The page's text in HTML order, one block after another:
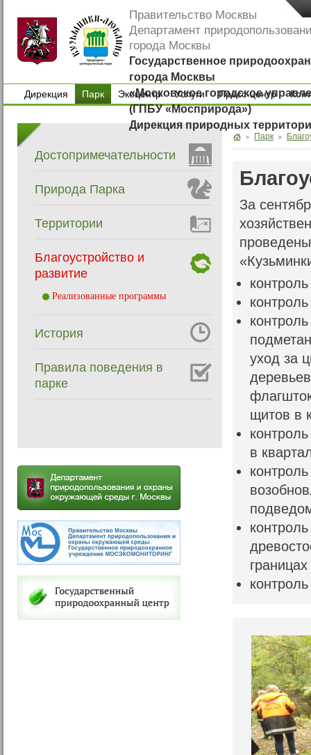
Правительство Москвы
Департамент
города Москвы
Государственное
города Москвы
«Московское городское
(ГПБУ «Мосприрода»)
Дирекция природных
Дирекция
Парк
Экоцентр
Экоцентр
Услуги
Услуги
Пресс-центр
Пресс-центр
Достопримечательности
Природа Парка
Территории
Благоустройство и
развитие
Реализованные программы
История
Правила поведения в
парке
Парк
За
уход за
щитов в
в